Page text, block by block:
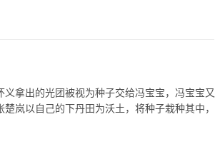
拿出的光团被视为种子交给冯宝宝，冯宝宝又
岚以自己的下丹田为沃土，将种子栽种其中，